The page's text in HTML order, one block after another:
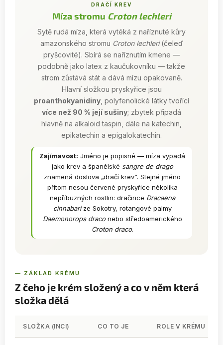
DRAČÍ KREV
Míza stromu Croton lechleri
Sytě rudá míza, která vytéká z naříznuté kůry
amazonského stromu Croton lechleri(čeleď
pryšcovité). Sbírá se naříznutím kmene —
podobně jako latex z kaučukovníku — takže
strom zůstává stát a dává mízu opakovaně.
Hlavní složkou pryskyřice jsou
proanthokyanidiny , polyfenolické látky tvořící
více než 90 % její sušiny; zbytek připadá
hlavně na alkaloid taspin, dále na katechin,
epikatechin a epigalokatechin.
Zajímavost: Jméno je popisné — míza vypadá
jako krev a španělské sangre de drago
znamená doslova „dračí krev“. Stejné jméno
přitom nesou červené pryskyřice několika
nepříbuzných rostlin: dračince Dracaena
cinnabarize Sokotry, rotangové palmy
Daemonorops draconebo středoamerického
Croton draco.
— ZÁKLAD KRÉMU
Z čeho je krém složený a co v něm která
složka dělá
SLOŽKA (INCI) CO TO JE ROLE V KRÉMU